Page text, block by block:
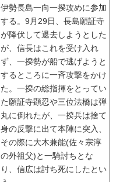
伊勢長島一向一揆攻めに参加
する。9月29日、長島願証寺
が降伏して退去しようとした
が、信長はこれを受け入れ
ず、一揆勢が船で逃げようと
するところに一斉攻撃をかけ
た。一揆の総指揮をとってい
た願証寺顕忍や三位法橋は弾
丸に倒れたが、一揆兵は捨て
身の反撃に出て本陣に突入、
その際に大木兼能(佐々宗淳
の外祖父)と一騎討ちとな
り、信広は討ち死にしたとい